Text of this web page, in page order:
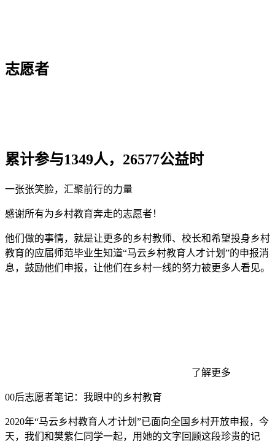
志愿者
累计参与1349人，26577公益时
一张张笑脸，汇聚前行的力量
感谢所有为乡村教育奔走的志愿者！
他们做的事情，就是让更多的乡村教师、校长和希望投身乡村
教育的应届师范毕业生知道“马云乡村教育人才计划”的申报消
息，鼓励他们申报，让他们在乡村一线的努力被更多人看见。
了解更多
00后志愿者笔记：我眼中的乡村教育
2020年“马云乡村教育人才计划”已面向全国乡村开放申报，今
天，我们和樊紫仁同学一起，用她的文字回顾这段珍贵的记